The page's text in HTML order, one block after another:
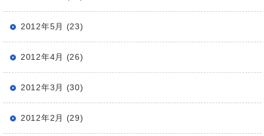
2012年5月 (23)
2012年4月 (26)
2012年3月 (30)
2012年2月 (29)